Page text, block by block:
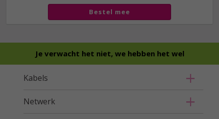
Bestel mee
Je verwacht het niet, we hebben het wel
Kabels
Netwerk